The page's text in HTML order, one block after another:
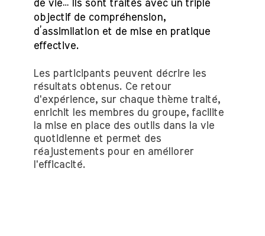
de vie… Ils sont traités avec un triple
objectif de compréhension,
d’assimilation et de mise en pratique
effective.
Les participants peuvent décrire les
résultats obtenus. Ce retour
d'expérience, sur chaque thème traité,
enrichit les membres du groupe, facilite
la mise en place des outils dans la vie
quotidienne et permet des
réajustements pour en améliorer
l'efficacité.